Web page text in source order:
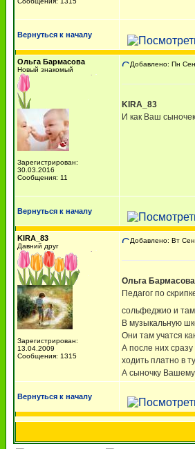
Вернуться к началу
Ольга Бармасова
Новый знакомый
Зарегистрирован:
30.03.2016
Сообщения: 11
Добавлено: Пн
KIRA_83
И как Ваш
Вернуться к началу
KIRA_83
Давний друг
Зарегистрирован:
13.04.2009
Сообщения: 1315
Добавлено: Вт
Ольга Бармасова
Педагог по
сольфеджио и
В музыкальную
Они там учатся
А после них
ходить платно в
А сыночку Вашему
Вернуться к началу